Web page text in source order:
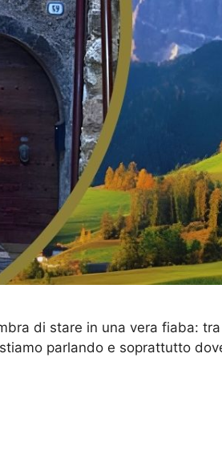
di stare in una vera fiaba:
parlando e soprattutto